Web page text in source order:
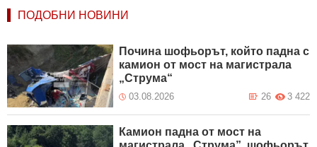
ПОДОБНИ НОВИНИ
Почина шофьорът, който падна с
камион от мост на магистрала
„Струма“
03.08.2026 3 422
26
Камион падна от мост на